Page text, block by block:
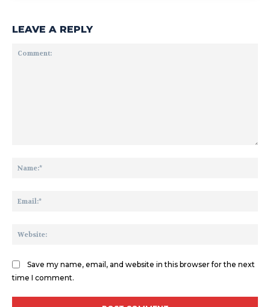
LEAVE A REPLY
Save my name, email, and website in this browser for the next
time I comment.